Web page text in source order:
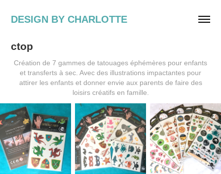
DESIGN BY CHARLOTTE
ctop
Création de 7 gammes de tatouages éphémères pour enfants
et transferts à sec. Avec des illustrations impactantes pour
attirer les enfants et donner envie aux parents de faire des
loisirs créatifs en famille.